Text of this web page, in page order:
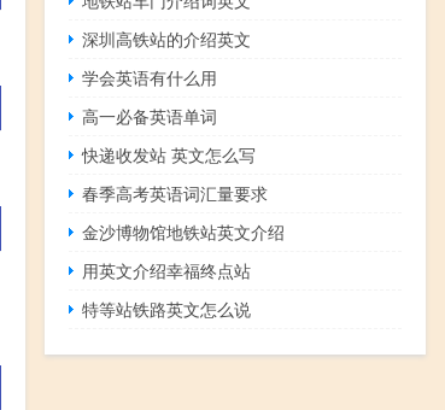
深圳高铁站的介绍英文
学会英语有什么用
高一必备英语单词
快递收发站 英文怎么写
春季高考英语词汇量要求
金沙博物馆地铁站英文介绍
用英文介绍幸福终点站
特等站铁路英文怎么说